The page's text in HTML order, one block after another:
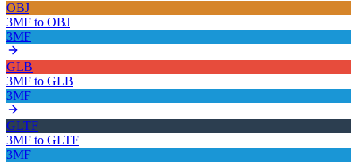
OBJ
3MF to OBJ
3MF
GLB
3MF to GLB
3MF
GLTF
3MF to GLTF
3MF